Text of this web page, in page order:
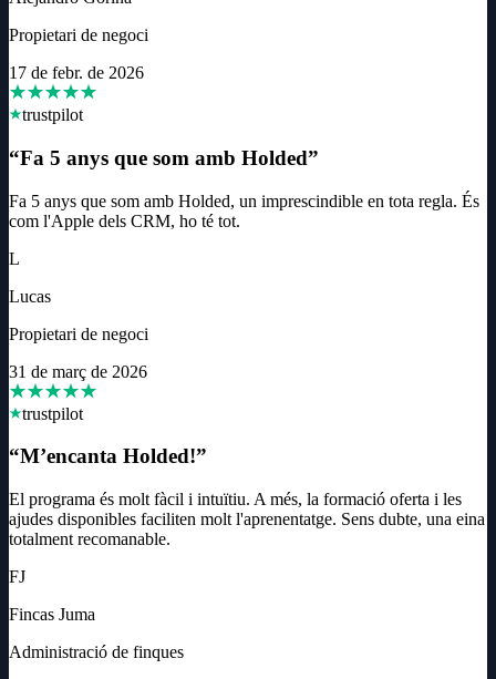
Propietari de negoci
17 de febr. de 2026
trustpilot
“Fa 5 anys que som amb Holded”
Fa 5 anys que som amb Holded, un imprescindible en tota regla. És
com l'Apple dels CRM, ho té tot.
L
Lucas
Propietari de negoci
31 de març de 2026
trustpilot
“M’encanta Holded!”
El programa és molt fàcil i intuïtiu. A més, la formació oferta i les
ajudes disponibles faciliten molt l'aprenentatge. Sens dubte, una eina
totalment recomanable.
FJ
Fincas Juma
Administració de finques